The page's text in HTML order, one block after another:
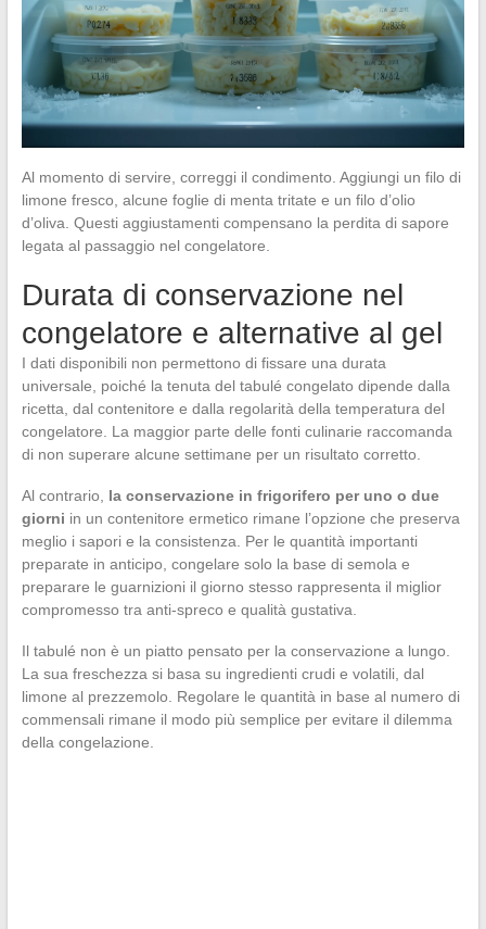
Al momento di servire, correggi il condimento. Aggiungi un filo di
limone fresco, alcune foglie di menta tritate e un filo d’olio
d’oliva. Questi aggiustamenti compensano la perdita di sapore
legata al passaggio nel congelatore.
Durata di conservazione nel
congelatore e alternative al gel
I dati disponibili non permettono di fissare una durata
universale, poiché la tenuta del tabulé congelato dipende dalla
ricetta, dal contenitore e dalla regolarità della temperatura del
congelatore. La maggior parte delle fonti culinarie raccomanda
di non superare alcune settimane per un risultato corretto.
Al contrario, la conservazione in frigorifero per uno o due
giorni in un contenitore ermetico rimane l’opzione che preserva
meglio i sapori e la consistenza. Per le quantità importanti
preparate in anticipo, congelare solo la base di semola e
preparare le guarnizioni il giorno stesso rappresenta il miglior
compromesso tra anti-spreco e qualità gustativa.
Il tabulé non è un piatto pensato per la conservazione a lungo.
La sua freschezza si basa su ingredienti crudi e volatili, dal
limone al prezzemolo. Regolare le quantità in base al numero di
commensali rimane il modo più semplice per evitare il dilemma
della congelazione.